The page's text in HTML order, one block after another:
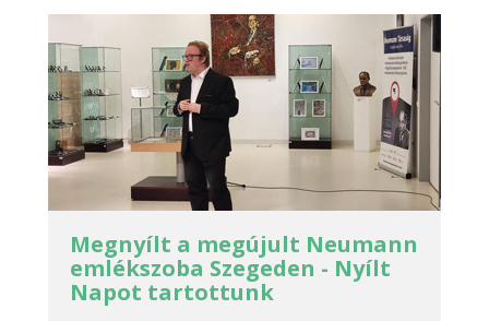
Megnyílt a megújult Neumann
emlékszoba Szegeden - Nyílt
Napot tartottunk